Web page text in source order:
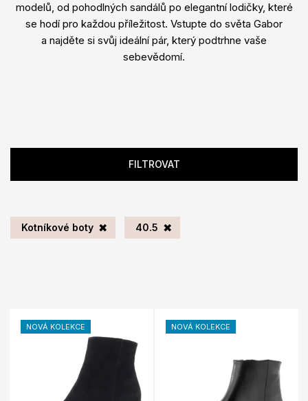
modelů, od pohodlných sandálů po elegantní lodičky, které
se hodí pro každou příležitost. Vstupte do světa Gabor
a najděte si svůj ideální pár, který podtrhne vaše
sebevědomí.
FILTROVAT
Kotníkové boty 40.5
NOVÁ KOLEKCE NOVÁ KOLEKCE